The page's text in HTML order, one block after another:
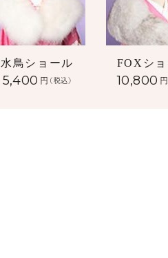
水鳥ショール
5,400 円 (税込)
FOXシ
10,800 円